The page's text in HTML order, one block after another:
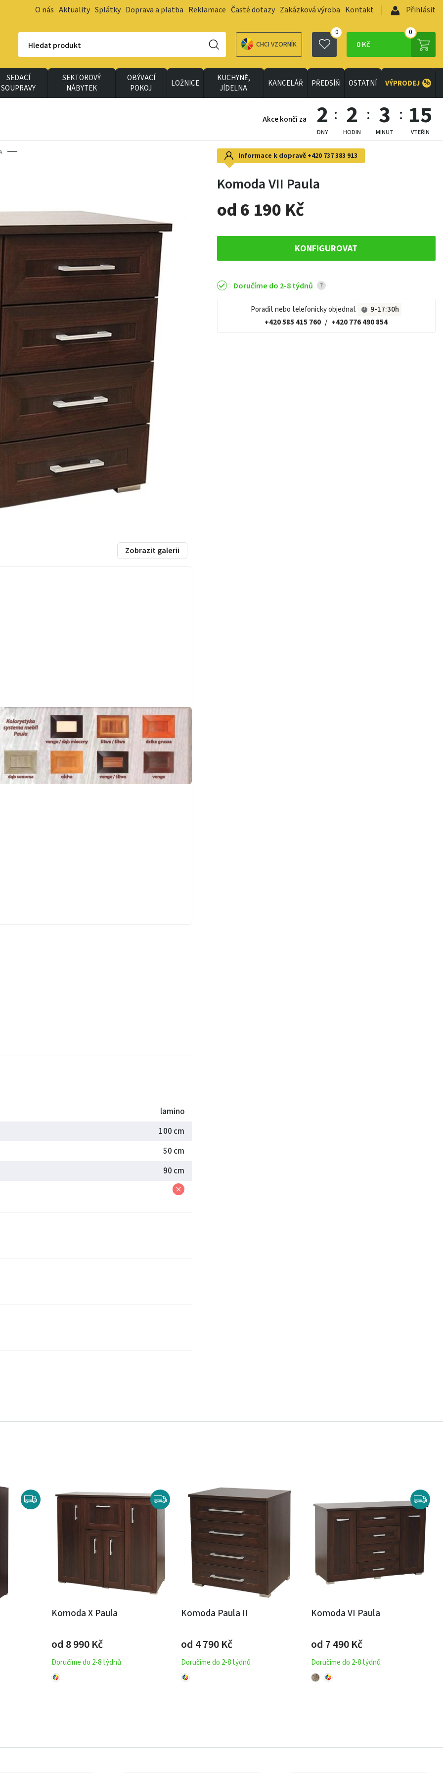
O nás Aktuality Splátky Doprava a platba Reklamace Časté dotazy Zakázková výroba Kontakt Přihlásit
Hledat produkt CHCI VZORNÍK
0
0 Kč
0
SEDACÍ
SOUPRAVY
SEKTOROVÝ
NÁBYTEK
OBÝVACÍ
POKOJ
LOŽNICE
KUCHYNĚ,
JÍDELNA
KANCELÁŘ PŘEDSÍŇ OSTATNÍ VÝPRODEJ %
Akce končí za 2
DNY
2
HODIN
3
MINUT
13
VTEŘIN
Informace k dopravě +420 737 383 913
Komoda VII Paula
od 6 190 Kč
KONFIGUROVAT
Doručíme do 2-8 týdnů ?
Poradit nebo telefonicky objednat
9-17:30h
+420 585 415 760 / +420 776 490 854
Zobrazit galerii
lamino
100 cm
50 cm
90 cm
Komoda X Paula
od 8 990Kč
Doručíme do 2-8 týdnů
Komoda Paula II
od 4 790Kč
Doručíme do 2-8 týdnů
Komoda VI Paula
od 7 490Kč
Doručíme do 2-8 týdnů